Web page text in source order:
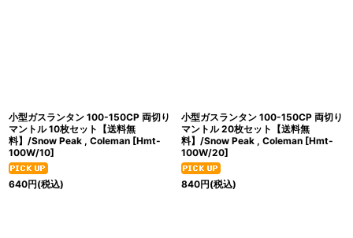
小型ガスランタン 100-150CP 両切り
マントル 10枚セット【送料無
料】/Snow Peak , Coleman [Hmt-
100W/10]
640円(税込)
小型ガスランタン 100-150CP 両切り
マントル 20枚セット【送料無
料】/Snow Peak , Coleman [Hmt-
100W/20]
840円(税込)